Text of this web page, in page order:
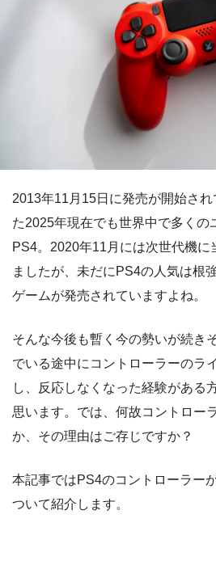
2013年11月15日に発売が開始さ
た2025年現在でも世界中で多くの
PS4。2020年11月には次世代機
ましたが、未だにPS4の人気は根
ゲームが発売されていますよね。
そんな今後も暫く今の勢いが続き
でいる途中にコントローラーのラ
し、反応しなくなった経験がある
思います。では、何故コントロー
か、その理由はご存じですか？
本記事ではPS4のコントローラー
ついて紹介します。